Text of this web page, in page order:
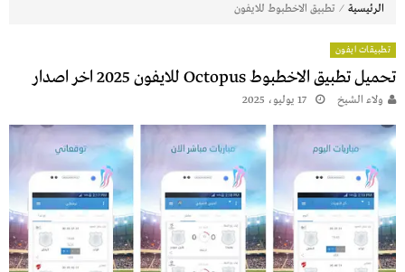
الرئيسية ⁄ تطبيق الاخطبوط للايفون
تطبيقات ايفون
تحميل تطبيق الاخطبوط Octopus للايفون 2025 اخر اصدار
ولاء الشيخ 17 يوليو، 2025